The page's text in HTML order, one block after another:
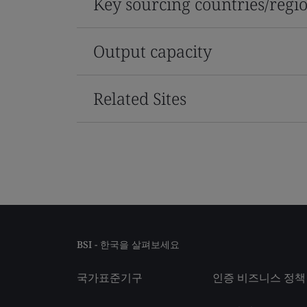
Output capacity
Related Sites
BSI - 한국을 살펴보세요
국가표준기구 인증 비즈니스 정책